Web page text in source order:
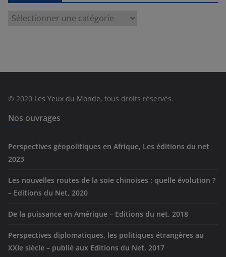
e
s
© 2020 Les Yeux du Monde, tous droits réservés.
Nos ouvrages
Perspectives géopolitiques en Afrique, Les éditions du net
2023
Les nouvelles routes de la soie chinoises : quelle évolution ?
– Editions du Net, 2020
De la puissance en Amérique – Editions du net, 2018
Perspectives diplomatiques, les politiques étrangères au
XXIe siècle – publié aux Editions du Net, 2017